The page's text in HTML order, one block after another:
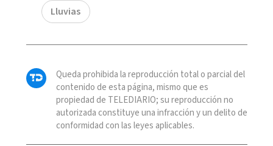
Lluvias
Queda prohibida la reproducción total o parcial del
contenido de esta página, mismo que es
propiedad de TELEDIARIO; su reproducción no
autorizada constituye una infracción y un delito de
conformidad con las leyes aplicables.